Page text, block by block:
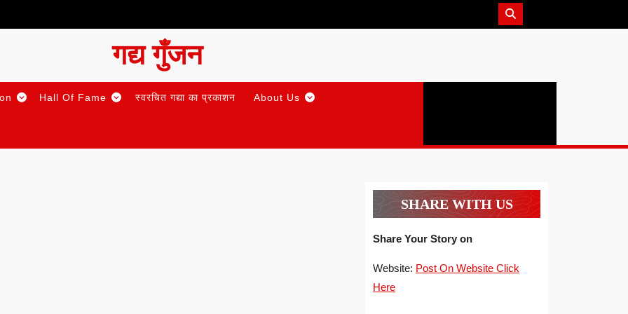
गद्य गुँजन
Hall Of Fame स्वरचित गद्या का प्रकाशन About Us
SHARE WITH US
Share Your Story on
Website: Post On Website Click
Here